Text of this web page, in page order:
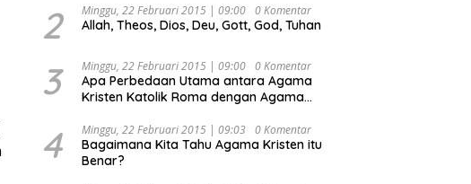
Djojohadikusumo Anti Penjajahan
(Pergolakan Ekonomi Politik Indonesia) &
Undang Perekonomian Nasional dan
Kesejahteraan Sosial dalam Menata
Bangsa Menuju Indonesia Emas 2045”,
2 Minggu, 22 Februari 2015 | 09:00 0 Komentar
Allah, Theos, Dios, Deu, Gott, God, Tuhan
3 Minggu, 22 Februari 2015 | 09:00 0 Komentar
Apa Perbedaan Utama antara Agama
Kristen Katolik Roma dengan Agama
4 Minggu, 22 Februari 2015 | 09:03 0 Komentar
Bagaimana Kita Tahu Agama Kristen itu
Benar?